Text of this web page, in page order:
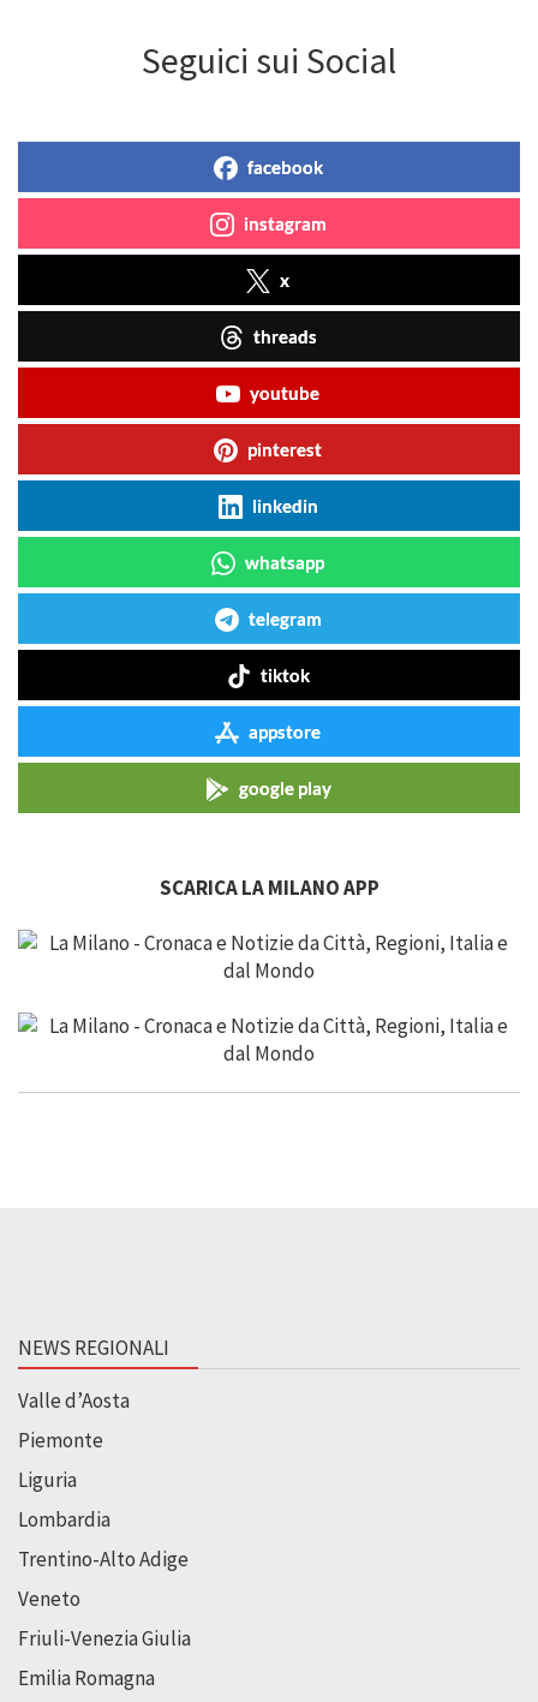
Seguici sui Social
facebook
instagram
x
threads
youtube
pinterest
linkedin
whatsapp
telegram
tiktok
appstore
google play
SCARICA LA MILANO APP
NEWS REGIONALI
Valle d’Aosta
Piemonte
Liguria
Lombardia
Trentino-Alto Adige
Veneto
Friuli-Venezia Giulia
Emilia Romagna